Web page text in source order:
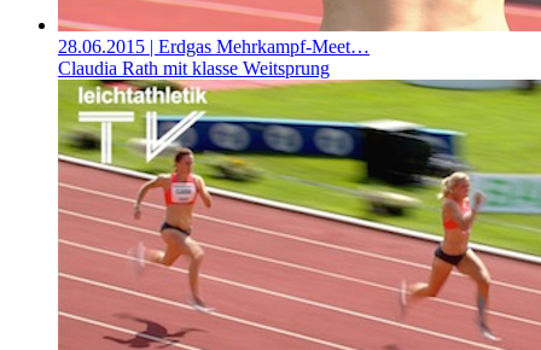
28.06.2015 | Erdgas Mehrkampf-Meet…
Claudia Rath mit klasse Weitsprung